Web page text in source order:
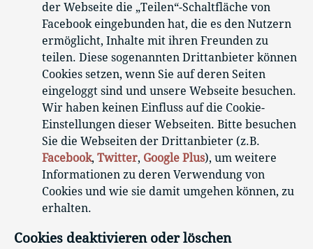
der Webseite die „Teilen“-Schaltfläche von
Facebook eingebunden hat, die es den Nutzern
ermöglicht, Inhalte mit ihren Freunden zu
teilen. Diese sogenannten Drittanbieter können
Cookies setzen, wenn Sie auf deren Seiten
eingeloggt sind und unsere Webseite besuchen.
Wir haben keinen Einfluss auf die Cookie-
Einstellungen dieser Webseiten. Bitte besuchen
Sie die Webseiten der Drittanbieter (z.B.
Facebook, Twitter, Google Plus), um weitere
Informationen zu deren Verwendung von
Cookies und wie sie damit umgehen können, zu
erhalten.
Cookies deaktivieren oder löschen